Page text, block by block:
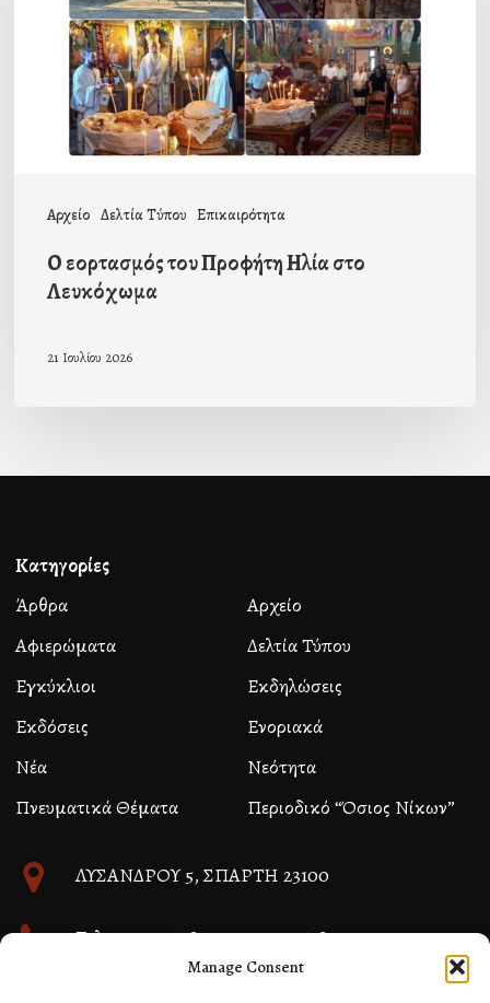
Manage Consent
Αρχείο Δελτία Τύπου Επικαιρότητα
Λευκόχωμα
Ο εορτασμός του Προφήτη Ηλία στο
Λευκόχωμα
21 Ιουλίου 2026
Κατηγορίες
Άρθρα
Αρχείο
Αφιερώματα
Δελτία Τύπου
Εγκύκλιοι
Εκδηλώσεις
Εκδόσεις
Ενοριακά
Νέα
Νεότητα
Πνευματικά Θέματα
Περιοδικό “Όσιος Νίκων”
ΛΥΣΑΝΔΡΟΥ 5, ΣΠΑΡΤΗ 23100
Τηλ. 27310 26580 και 27310 26581